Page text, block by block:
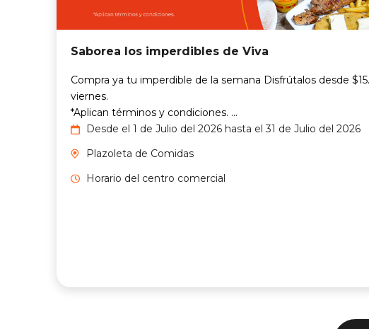
Saborea los imperdibles de Viva
Compra ya tu imperdible de la semana Disfrútalos desde
viernes.
*Aplican términos y condiciones. ...
Desde el 1 de Julio del 2026 hasta el 31 de Julio del 2026
Plazoleta de Comidas
Horario del centro comercial